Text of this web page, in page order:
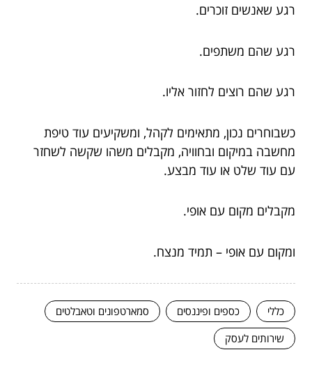
רגע שאנשים זוכרים.
רגע שהם משתפים.
רגע שהם רוצים לחזור אליו.
כשבוחרים נכון, מתאימים לקהל, ומשקיעים עוד טיפת
מחשבה במיקום ובחוויה, מקבלים משהו שקשה לשחזר
עם עוד שלט או עוד מבצע.
מקבלים מקום עם אופי.
ומקום עם אופי – תמיד מנצח.
כללי כספים ופיננסים
סמארטפונים וטאבלטים
שירותים לעסק